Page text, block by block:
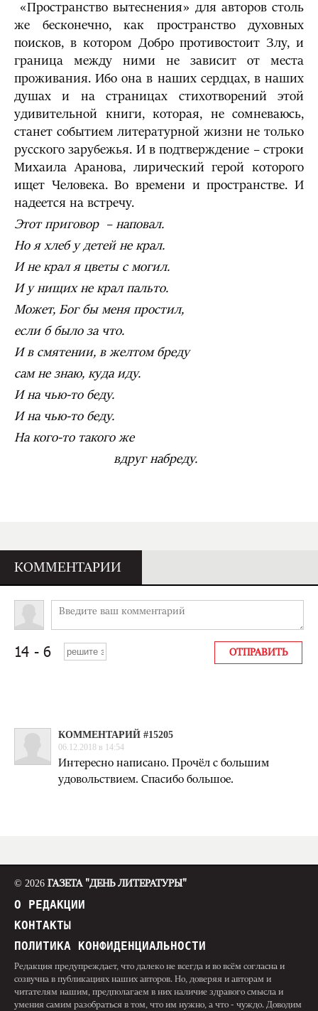
«Пространство вытеснения» для авторов столь
же бесконечно, как пространство духовных
поисков, в котором Добро противостоит Злу, и
граница между ними не зависит от места
проживания. Ибо она в наших сердцах, в наших
душах и на страницах стихотворений этой
удивительной книги, которая, не сомневаюсь,
станет событием литературной жизни не только
русского зарубежья. И в подтверждение – строки
Михаила Аранова, лирический герой которого
ищет Человека. Во времени и пространстве. И
надеется на встречу.
Этот приговор – наповал.
Но я хлеб у детей не крал.
И не крал я цветы с могил.
И у нищих не крал пальто.
Может, Бог бы меня простил,
если б было за что.
И в смятении, в желтом бреду
сам не знаю, куда иду.
И на чью-то беду.
И на чью-то беду.
На кого-то такого же
вдруг набреду.
КОММЕНТАРИИ
КОММЕНТАРИЙ #15205
06.12.2018 в 14:54
Интересно написано. Прочёл с большим
удовольствием. Спасибо большое.
© 2026 ГАЗЕТА "ДЕНЬ ЛИТЕРАТУРЫ"
О РЕДАКЦИИ
КОНТАКТЫ
ПОЛИТИКА КОНФИДЕНЦИАЛЬНОСТИ
Редакция предупреждает, что далеко не всегда и во всём согласна и
созвучна в публикациях наших авторов. Но, доверяя и авторам и
читателям нашим, предполагаем в них наличие здравого смысла и
умения самим разобраться в том, что им нужно, а что - чуждо. Доводим